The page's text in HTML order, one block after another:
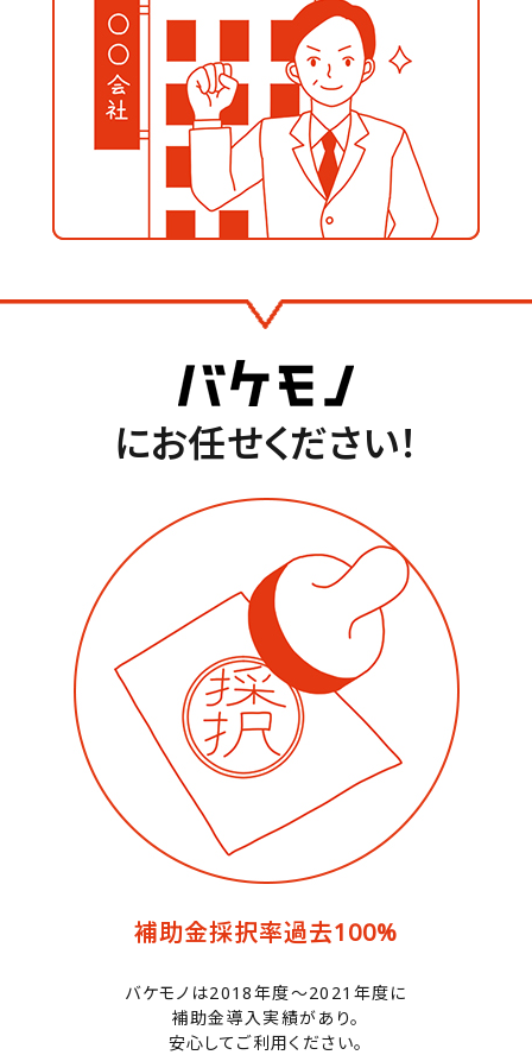
にお任せください！
補助金採択率過去100%
バケモノは2018年度〜2021年度に
補助金導入実績があり。
安心してご利用ください。